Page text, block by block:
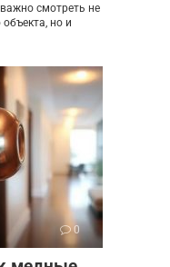
смотреть не
но и
0